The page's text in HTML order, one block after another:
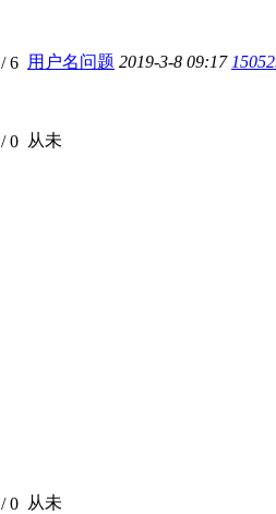
/ 6 用户名问题 2019-3-8 09:17
/ 0 从未
/ 0 从未